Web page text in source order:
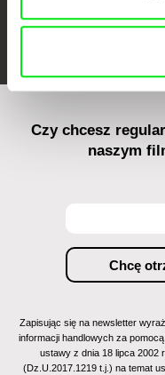
FIDMarseille
Czy chcesz
naszym
Zapisując się na newsletter
informacji handlowych za
ustawy z dnia 18 lipca 2002
(Dz.U.2017.1219 t.j.) na temat